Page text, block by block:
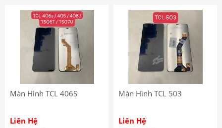
Màn Hình TCL 406S
Liên Hệ
Màn Hình TCL 503
Liên Hệ